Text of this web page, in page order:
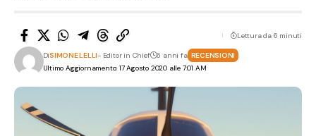
Ultimo Aggiornamento: 17 Agosto 2020 alle 7:01 AM
DiSIMONE LELLI- Editor in Chief 6 anni fa RECENSIONI
Lettura da 6 minuti